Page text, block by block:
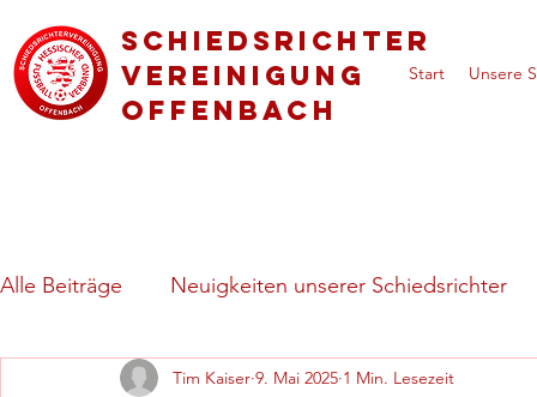
Schiedsrichter
vereinigung
Offenbach
Start Unsere
Alle Beiträge Neuigkeiten unserer Schiedsrichter
Regeln & besondere Spielsituationen
Tim Kaiser 9. Mai 2025 1 Min. Lesezeit